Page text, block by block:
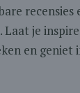
recensies
Laat je
en geniet